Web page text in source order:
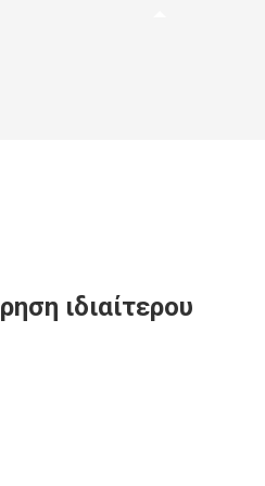
ιδιαίτερου